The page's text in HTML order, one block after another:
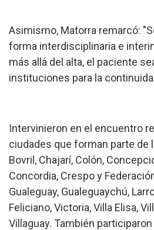
Asimismo, Matorra remarcó:
forma interdisciplinaria e
más allá del alta, el paciente
instituciones para la
Intervinieron en el encuentro
ciudades que forman parte de
Bovril, Chajarí, Colón,
Concordia, Crespo y
Gualeguay, Gualeguaychú,
Feliciano, Victoria, Villa Elisa,
Villaguay. También